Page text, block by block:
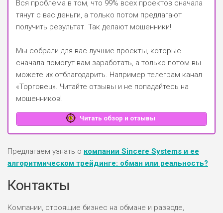
Вся проблема в том, что 99% всех проектов сначала
тянут с вас деньги, а только потом предлагают
получить результат. Так делают мошенники!
Мы собрали для вас лучшие проекты, которые
сначала помогут вам заработать, а только потом вы
можете их отблагодарить. Например телеграм канал
«Торговец». Читайте отзывы и не попадайтесь на
мошенников!
Читать обзор и отзывы
Предлагаем узнать о компании Sincere Systems и ее
алгоритмическом трейдинге: обман или реальность?
Контакты
Компании, строящие бизнес на обмане и разводе,